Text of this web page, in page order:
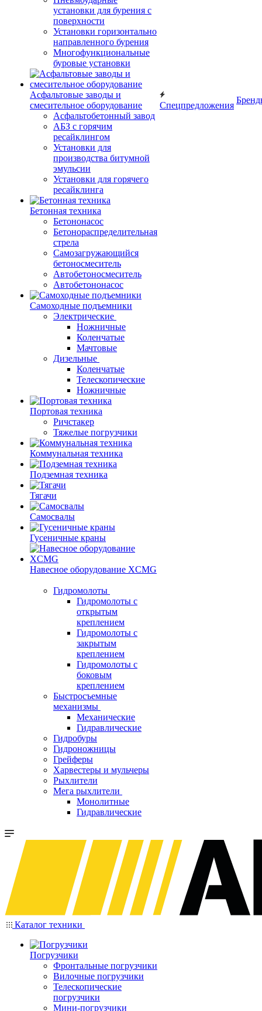
установки для бурения с
поверхности
Установки горизонтально
направленного бурения
Многофункциональные
буровые установки
Асфальтовые заводы и
смесительное оборудование
Асфальтобетонный завод
АБЗ с горячим
ресайклингом
Установки для
производства битумной
эмульсии
Установки для горячего
ресайклинга
Бетонная техника
Бетононасос
Бетонораспределительная
стрела
Самозагружающийся
бетоносмеситель
Автобетоносмеситель
Автобетононасос
Самоходные подъемники
Электрические
Ножничные
Коленчатые
Мачтовые
Дизельные
Коленчатые
Телескопические
Ножничные
Портовая техника
Ричстакер
Тяжелые погрузчики
Коммунальная техника
Подземная техника
Тягачи
Самосвалы
Гусеничные краны
Навесное оборудование XCMG
Гидромолоты
Гидромолоты с
открытым
креплением
Гидромолоты с
закрытым
креплением
Гидромолоты с
боковым
креплением
Быстросъемные
механизмы
Механические
Гидравлические
Гидробуры
Гидроножницы
Грейферы
Харвестеры и мульчеры
Рыхлители
Мега рыхлители
Монолитные
Гидравлические
Спецпредложения
Каталог техники
Погрузчики
Фронтальные погрузчики
Вилочные погрузчики
Телескопические
погрузчики
Мини-погрузчики